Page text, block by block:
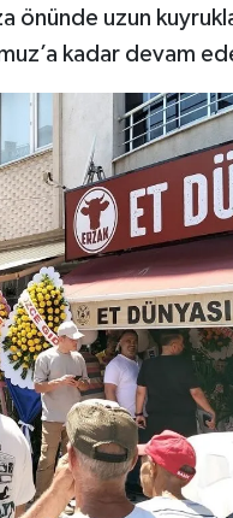
önünde uzun
kadar devam